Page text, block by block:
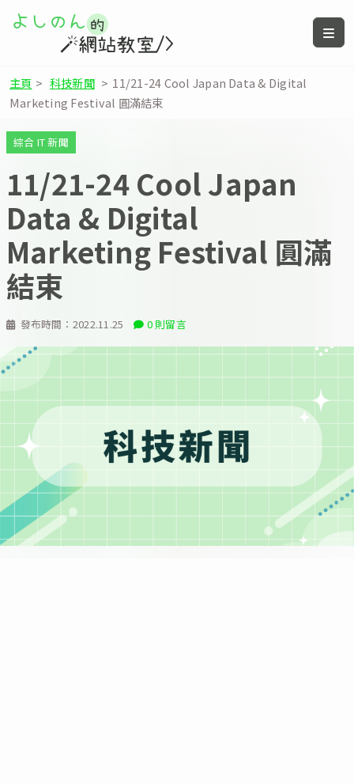
主頁 > 科技新聞 > 11/21-24 Cool Japan Data & Digital
Marketing Festival 圓滿結束
發布時間： 2022.11.25 0 則留言
綜合 IT 新聞
11/21-24 Cool Japan
Data & Digital
Marketing Festival 圓滿
結束